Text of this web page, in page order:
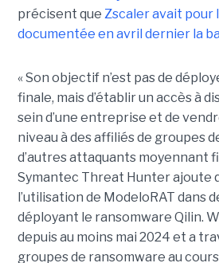
précisent que Zscaler avait pour
documentée en avril dernier la
« Son objectif n’est pas de
finale, mais d’établir un accès à
sein d’une entreprise et de
niveau à des affiliés de groupes
d’autres attaquants moyennant
Symantec Threat Hunter ajoute
l’utilisation de ModeloRAT dans
déployant le ransomware Qilin.
depuis au moins mai 2024 et a
groupes de ransomware au